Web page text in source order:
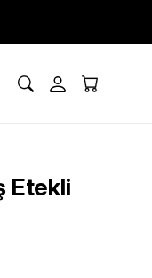
Etekli